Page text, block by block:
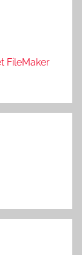
FileMaker